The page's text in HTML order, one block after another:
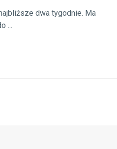
dwa tygodnie. Ma
...